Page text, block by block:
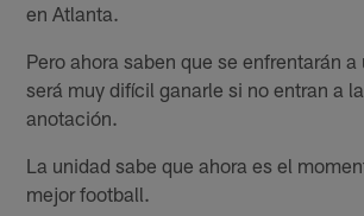
en Atlanta.
Pero ahora saben que se enfrentarán
será muy difícil ganarle si no entran a
anotación.
La unidad sabe que ahora es el
mejor football.